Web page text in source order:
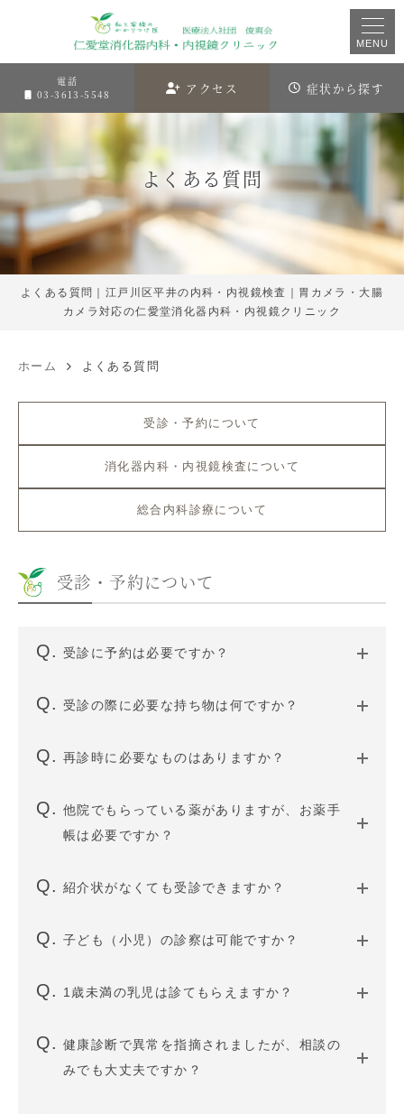
MENU
電話
03-3613-5548
アクセス 症状から探す
よくある質問
よくある質問｜江戸川区平井の内科・内視鏡検査｜胃カメラ・大腸
カメラ対応の仁愛堂消化器内科・内視鏡クリニック
ホーム よくある質問
受診・予約について
消化器内科・内視鏡検査について
総合内科診療について
受診・予約について
受診に予約は必要ですか？
受診の際に必要な持ち物は何ですか？
再診時に必要なものはありますか？
他院でもらっている薬がありますが、お薬手
帳は必要ですか？
紹介状がなくても受診できますか？
子ども（小児）の診察は可能ですか？
1歳未満の乳児は診てもらえますか？
健康診断で異常を指摘されましたが、相談の
みでも大丈夫ですか？